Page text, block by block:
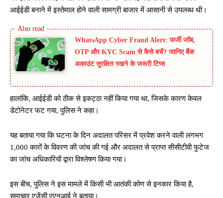
आईईडी बनाने में इस्तेमाल होने वाली सामग्री बाजार में आसानी से उपलब्ध थी।
WhatsApp Cyber Fraud Alert: फर्जी जॉब,
OTP और KYC Scam से कैसे बचें? जानिए बैंक
अकाउंट सुरक्षित रखने के जरूरी टिप्स
हालांकि, आईईडी को ठीक से इकट्ठा नहीं किया गया था, जिसके कारण केवल
डेटोनेटर फट गया, पुलिस ने कहा।
यह बताया गया कि घटना के दिन अदालत परिसर में प्रवेश करने वाली लगभग
1,000 कारों के विवरण की जांच की गई और अदालत से प्राप्त सीसीटीवी फुटेज
का जांच अधिकारियों द्वारा विश्लेषण किया गया।
इस बीच, पुलिस ने इस मामले में किसी भी आतंकी कोण से इनकार किया है,
समाचार एजेंसी एएनआई ने बताया।